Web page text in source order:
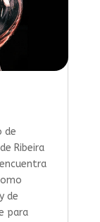
de
Ribeira
de
para